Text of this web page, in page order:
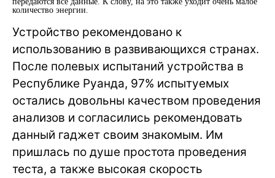
количество энергии.
Устройство рекомендовано к
использованию в развивающихся странах.
После полевых испытаний устройства в
Республике Руанда, 97% испытуемых
остались довольны качеством проведения
анализов и согласились рекомендовать
данный гаджет своим знакомым. Им
пришлась по душе простота проведения
теста, а также высокая скорость